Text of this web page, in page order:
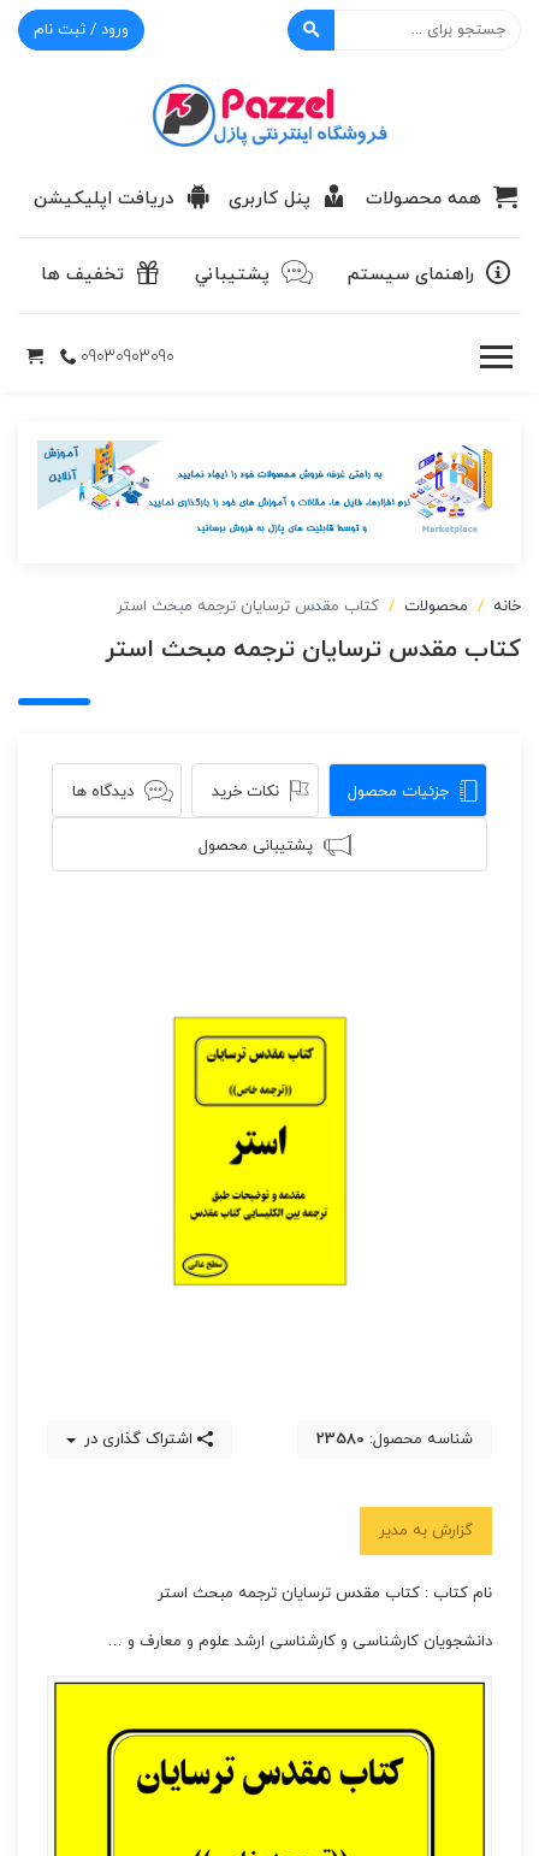
ورود / ثبت نام
همه محصولات پنل کاربری دریافت اپلیکیشن
راهنمای سیستم پشتيباني تخفیف ها
09030903090
خانه محصولات کتاب مقدس ترسایان ترجمه مبحث استر
کتاب مقدس ترسایان ترجمه مبحث استر
جزئیات محصول نکات خرید دیدگاه ها
پشتیبانی محصول
شناسه محصول: 23580 اشتراک گذاری در
گزارش به مدیر
نام کتاب : کتاب مقدس ترسایان ترجمه مبحث استر
دانشجویان کارشناسی و کارشناسی ارشد علوم و معارف و …